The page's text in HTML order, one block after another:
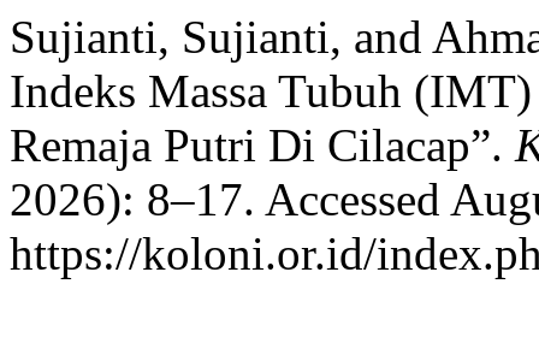
Sujianti, Sujianti, and
Indeks Massa Tubuh
Remaja Putri Di Cilacap”.
2026): 8–17. Accessed
https://koloni.or.id/